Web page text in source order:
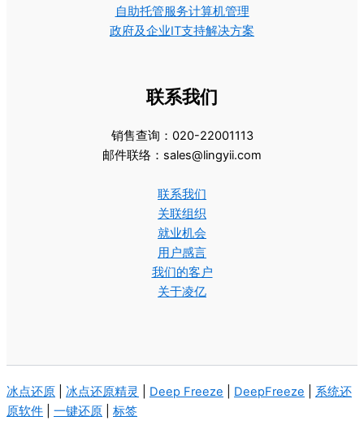
自助托管服务计算机管理
政府及企业IT支持解决方案
联系我们
销售查询：020-22001113
邮件联络：sales@lingyii.com
联系我们
关联组织
就业机会
用户感言
我们的客户
关于凌亿
冰点还原 冰点还原精灵 Deep Freeze DeepFreeze
系统还
原软件
一键还原 标签